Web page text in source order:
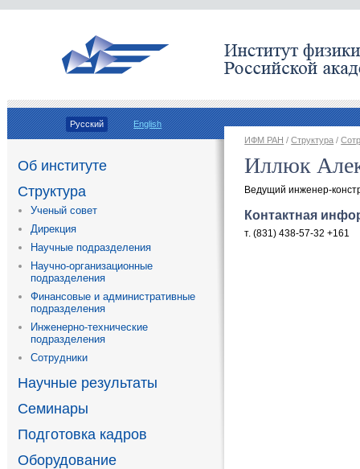
Русский English
Об институте
Структура
Ученый совет
Дирекция
Научные подразделения
Научно-организационные
подразделения
Финансовые и административные
подразделения
Инженерно-технические
подразделения
Сотрудники
Научные результаты
Семинары
Подготовка кадров
Оборудование
ИФМ РАН /Структура /
Иллюк
Ведущий инженер-
Контактная
т. (831) 438-57-32 +161